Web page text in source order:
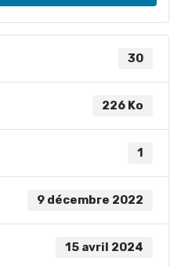
30
226 Ko
1
9 décembre 2022
15 avril 2024